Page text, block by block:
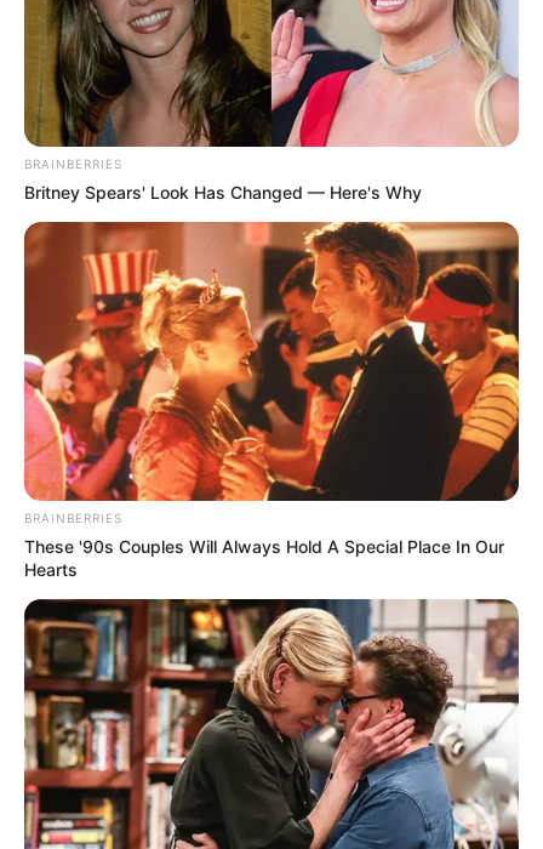
BRAINBERRIES
Britney Spears' Look Has Changed — Here's Why
BRAINBERRIES
These '90s Couples Will Always Hold A Special Place In Our
Hearts